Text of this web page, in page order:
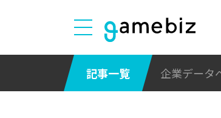
記事一覧 企業データ